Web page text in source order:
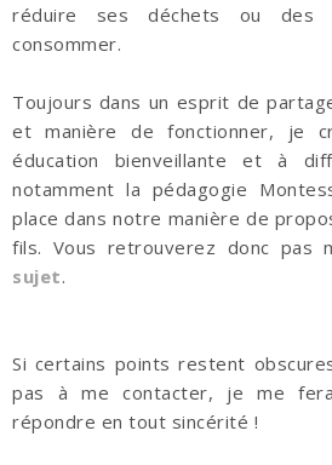
réduire ses déchets ou des
consommer.
Toujours dans un esprit de
et manière de fonctionner, je
éducation bienveillante et à
notamment la pédagogie
place dans notre manière de
fils. Vous retrouverez donc pas
sujet.
Si certains points restent
pas à me contacter, je me
répondre en tout sincérité !